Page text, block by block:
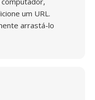
um URL.
arrastá-lo